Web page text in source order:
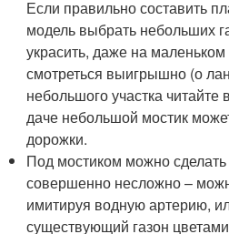
Если правильно составить
модель выбрать небольших
украсить, даже на маленьком
смотреться выигрышно (о
небольшого участка читайте
даче небольшой мостик
дорожки.
Под мостиком можно
совершенно несложно –
имитируя водную артерию,
существующий газон